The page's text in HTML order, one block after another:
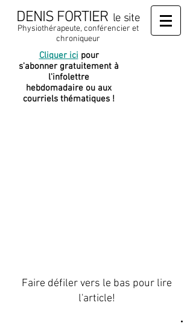
DENIS FORTIER le site
Physiothérapeute, conférencier et
chroniqueur
Cliquer ici pour
s'abonner gratuitement à
l'infolettre
hebdomadaire ou aux
courriels thématiques !
Faire défiler vers le bas pour lire
l'article!